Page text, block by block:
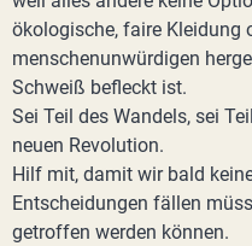
ökologische, faire Kleidung
menschenunwürdigen
Schweiß befleckt ist.
Sei Teil des Wandels, sei
neuen Revolution.
Hilf mit, damit wir bald
Entscheidungen fällen
getroffen werden können.